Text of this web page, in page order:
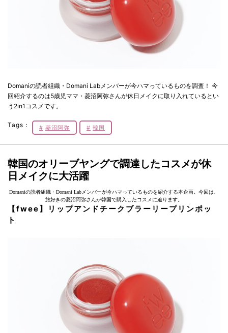
Domaniの読者組織・Domani Labメンバーが今ハマっているものを調査！ 今
回紹介するのは5歳児ママ・菱沼阿弥さんが休日メイクに取り入れているとい
う2in1コスメです。
Tags： 菱沼阿弥 韓国
韓国のオリーブヤングで調達したコスメが休
日メイクに大活躍
Domaniの読者組織・Domani Labメンバーが今ハマっているものを紹介する本企画。今回は、
旅好きの菱沼阿弥さんが韓国で購入したコスメに迫ります。
【fwee】リップアンドチークブラーリープリンポッ
ト